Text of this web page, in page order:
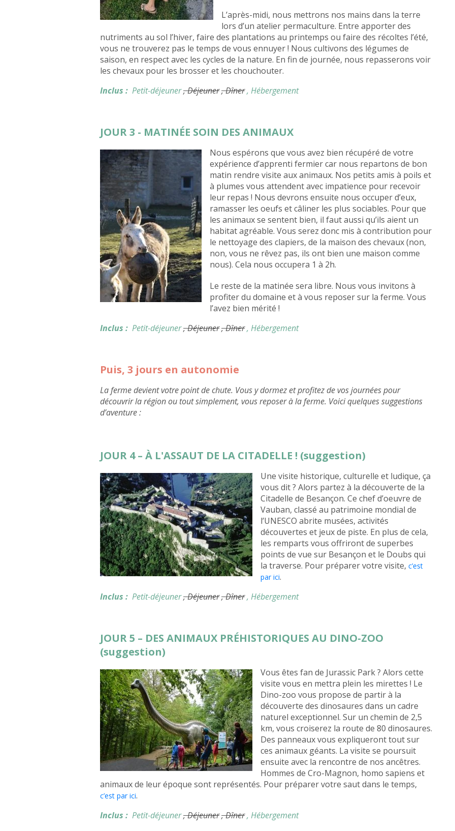
L’après-midi, nous mettrons nos mains dans la terre
lors d’un atelier permaculture. Entre apporter des
nutriments au sol l’hiver, faire des plantations au printemps ou faire des récoltes l’été,
vous ne trouverez pas le temps de vous ennuyer ! Nous cultivons des légumes de
saison, en respect avec les cycles de la nature. En fin de journée, nous repasserons voir
les chevaux pour les brosser et les chouchouter.
Inclus : Petit-déjeuner, Déjeuner, Dîner, Hébergement
JOUR 3 - MATINÉE SOIN DES ANIMAUX
Nous espérons que vous avez bien récupéré de votre
expérience d’apprenti fermier car nous repartons de bon
matin rendre visite aux animaux. Nos petits amis à poils et
à plumes vous attendent avec impatience pour recevoir
leur repas ! Nous devrons ensuite nous occuper d’eux,
ramasser les oeufs et câliner les plus sociables. Pour que
les animaux se sentent bien, il faut aussi qu’ils aient un
habitat agréable. Vous serez donc mis à contribution pour
le nettoyage des clapiers, de la maison des chevaux (non,
non, vous ne rêvez pas, ils ont bien une maison comme
nous). Cela nous occupera 1 à 2h.
Le reste de la matinée sera libre. Nous vous invitons à
profiter du domaine et à vous reposer sur la ferme. Vous
l’avez bien mérité !
Inclus : Petit-déjeuner, Déjeuner, Dîner, Hébergement
Puis, 3 jours en autonomie
La ferme devient votre point de chute. Vous y dormez et profitez de vos journées pour
découvrir la région ou tout simplement, vous reposer à la ferme. Voici quelques suggestions
d’aventure :
JOUR 4 – À L'ASSAUT DE LA CITADELLE ! (suggestion)
Une visite historique, culturelle et ludique, ça
vous dit ? Alors partez à la découverte de la
Citadelle de Besançon. Ce chef d’oeuvre de
Vauban, classé au patrimoine mondial de
l’UNESCO abrite musées, activités
découvertes et jeux de piste. En plus de cela,
les remparts vous offriront de superbes
points de vue sur Besançon et le Doubs qui
la traverse. Pour préparer votre visite, c’est
par ici.
Inclus : Petit-déjeuner, Déjeuner, Dîner, Hébergement
JOUR 5 – DES ANIMAUX PRÉHISTORIQUES AU DINO-ZOO
(suggestion)
Vous êtes fan de Jurassic Park ? Alors cette
visite vous en mettra plein les mirettes ! Le
Dino-zoo vous propose de partir à la
découverte des dinosaures dans un cadre
naturel exceptionnel. Sur un chemin de 2,5
km, vous croiserez la route de 80 dinosaures.
Des panneaux vous expliqueront tout sur
ces animaux géants. La visite se poursuit
ensuite avec la rencontre de nos ancêtres.
Hommes de Cro-Magnon, homo sapiens et
animaux de leur époque sont représentés. Pour préparer votre saut dans le temps,
c’est par ici.
Inclus : Petit-déjeuner, Déjeuner, Dîner, Hébergement